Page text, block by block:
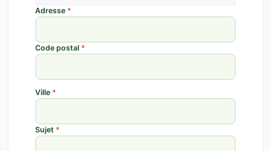
Adresse *
Code postal *
Ville *
Sujet *